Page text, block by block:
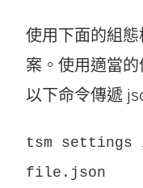
使用下面的組
案。使用適當
以下命令傳遞
tsm
file.json